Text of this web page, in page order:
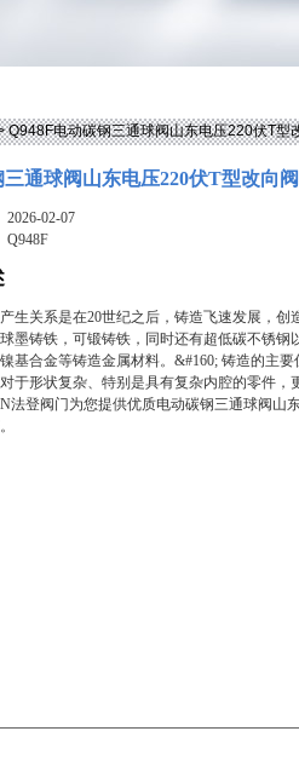
Q948F电动碳钢三通球阀山东电压220伏T型
三通球阀山东电压220伏T型改向阀
02-07
Q948F
生关系是在20世纪之后，铸造飞速发展，创
墨铸铁，可锻铸铁，同时还有超低碳不锈钢
基合金等铸造金属材料。&#160; 铸造的主
于形状复杂、特别是具有复杂内腔的零件，
法登阀门为您提供优质电动碳钢三通球阀山